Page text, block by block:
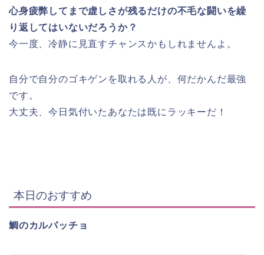
心身疲弊してまで虚しさが残るだけの不毛な闘いを繰
り返してはいないだろうか？
今一度、冷静に見直すチャンスかもしれませんよ。
自分で自分のゴキゲンを取れる人が、何だかんだ最強
です。
大丈夫、今日気付いたあなたは既にラッキーだ！
本日のおすすめ
鯛のカルパッチョ